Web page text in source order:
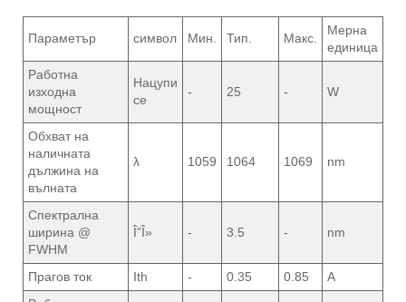
Параметър символ Мин. Тип. Макс.
Мерна
единица
Работна
изходна
мощност
Нацупи
се
- 25 - W
Обхват на
наличната
дължина на
вълната
λ 1059 1064 1069 nm
Спектрална
ширина @
FWHM
Î”Î» - 3.5 - nm
Прагов ток Ith - 0.35 0.85
A